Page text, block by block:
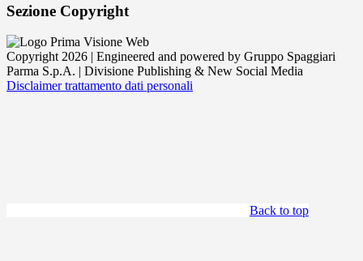
Sezione Copyright
Copyright 2026 | Engineered and powered by Gruppo Spaggiari
Parma S.p.A. | Divisione Publishing & New Social Media
Disclaimer trattamento dati personali
Back to top